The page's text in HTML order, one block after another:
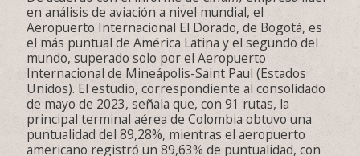
en análisis de aviación a nivel mundial, el
Aeropuerto Internacional El Dorado, de Bogotá, es
el más puntual de América Latina y el segundo del
mundo, superado solo por el Aeropuerto
Internacional de Mineápolis-Saint Paul (Estados
Unidos). El estudio, correspondiente al consolidado
de mayo de 2023, señala que, con 91 rutas, la
principal terminal aérea de Colombia obtuvo una
puntualidad del 89,28%, mientras el aeropuerto
americano registró un 89,63% de puntualidad, con